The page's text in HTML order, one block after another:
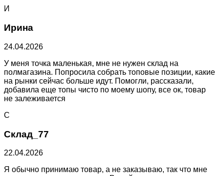
И
Ирина
24.04.2026
У меня точка маленькая, мне не нужен склад на
полмагазина. Попросила собрать топовые позиции, какие
на рынки сейчас больше идут. Помогли, рассказали,
добавила еще топы чисто по моему шопу, все ок, товар
не залеживается
С
Склад_77
22.04.2026
Я обычно принимаю товар, а не заказываю, так что мне